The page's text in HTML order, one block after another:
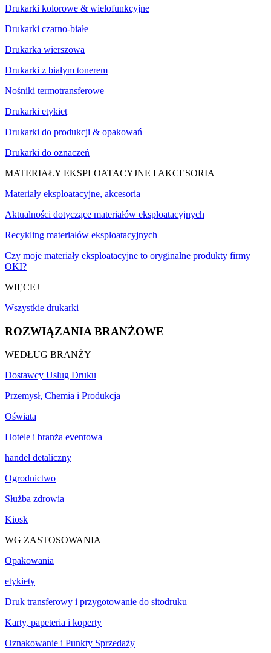
Drukarki kolorowe & wielofunkcyjne
Drukarki czarno-białe
Drukarka wierszowa
Drukarki z białym tonerem
Nośniki termotransferowe
Drukarki etykiet
Drukarki do produkcji & opakowań
Drukarki do oznaczeń
MATERIAŁY EKSPLOATACYJNE I AKCESORIA
Materiały eksploatacyjne, akcesoria
Aktualności dotyczące materiałów eksploatacyjnych
Recykling materiałów eksploatacyjnych
Czy moje materiały eksploatacyjne to oryginalne produkty firmy
OKI?
WIĘCEJ
Wszystkie drukarki
ROZWIĄZANIA BRANŻOWE
WEDŁUG BRANŻY
Dostawcy Usług Druku
Przemysł, Chemia i Produkcja
Oświata
Hotele i branża eventowa
handel detaliczny
Ogrodnictwo
Służba zdrowia
Kiosk
WG ZASTOSOWANIA
Opakowania
etykiety
Druk transferowy i przygotowanie do sitodruku
Karty, papeteria i koperty
Oznakowanie i Punkty Sprzedaży